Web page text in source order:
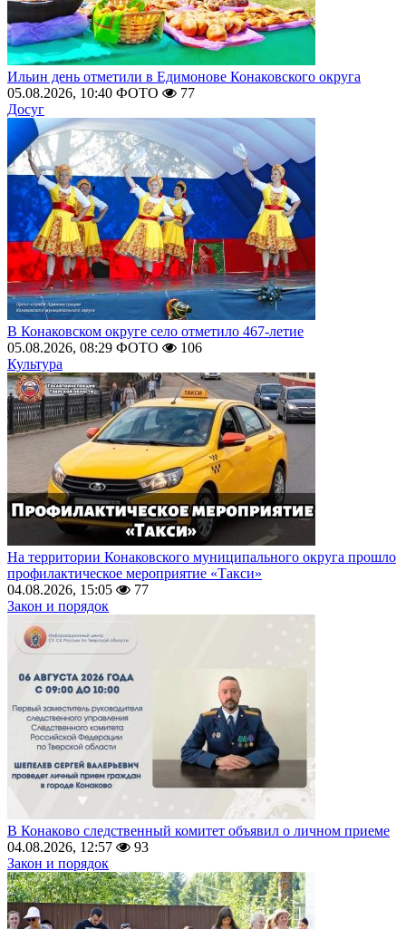
Ильин день отметили в Едимонове Конаковского округа
05.08.2026, 10:40 ФОТО
77
Досуг
В Конаковском округе село отметило 467-летие
05.08.2026, 08:29 ФОТО
106
Культура
На территории Конаковского муниципального округа прошло
профилактическое мероприятие «Такси»
04.08.2026, 15:05
77
Закон и порядок
В Конаково следственный комитет объявил о личном приеме
04.08.2026, 12:57
93
Закон и порядок